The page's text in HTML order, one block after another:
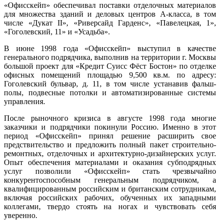
«Офисскейп» обеспечивал поставки отделочных материалов
для множества зданий и деловых центров А-класса, в том
числе «Дукат II», «Риверсайд Гарденс», «Павелецкая, 1»,
«Гоголевский, 11» и «Усадьба».
В июне 1998 года «Офисскейп» выступил в качестве
генерального подрядчика, выполнив на территории г. Москвы
большой проект для «Кредит Суисс Фёст Бостон» по отделке
офисных помещений площадью 9,500 кв.м. по адресу:
Гоголевский бульвар, д. 11, в том числе устанавив фальш-
полы, подвесные потолки и автоматизированные системы
управления.
После рыночного кризиса в августе 1998 года многие
заказчики и подрядчики покинули Россию. Именно в этот
период «Офисскейп» принял решение расширить свое
предствительство и предложить полный пакет строительно-
ремонтных, отделочных и архитектурно-дизайнерских услуг.
Опыт обеспечения материалами и оказания субподрядных
услуг позволили «Офисскейп» стать чрезвычайно
конкурентоспособным генеральным подрядчиком, а
квалифицированным российским и британским сотрудникам,
включая российских рабочих, обученных их западными
коллегами, твердо стоять на ногах и чувствовать себя
уверенно.